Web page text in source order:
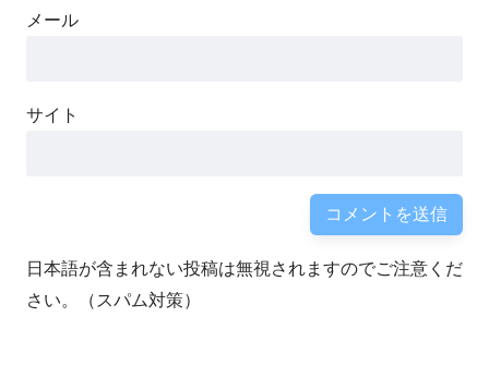
メール
サイト
日本語が含まれない投稿は無視されますのでご注意くだ
さい。（スパム対策）